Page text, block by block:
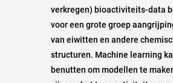
verkregen) bioactiviteits-data
voor een grote groep
van eiwitten en andere
structuren. Machine learning
benutten om modellen te